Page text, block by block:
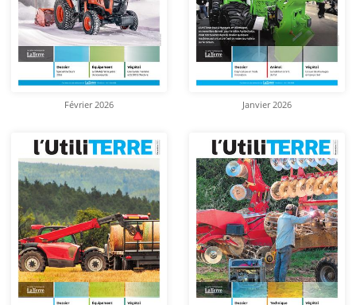
Février 2026 Janvier 2026